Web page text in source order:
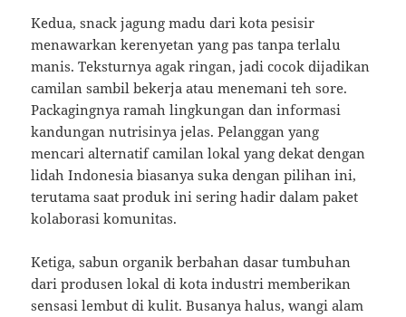
Kedua, snack jagung madu dari kota pesisir
menawarkan kerenyetan yang pas tanpa terlalu
manis. Teksturnya agak ringan, jadi cocok dijadikan
camilan sambil bekerja atau menemani teh sore.
Packagingnya ramah lingkungan dan informasi
kandungan nutrisinya jelas. Pelanggan yang
mencari alternatif camilan lokal yang dekat dengan
lidah Indonesia biasanya suka dengan pilihan ini,
terutama saat produk ini sering hadir dalam paket
kolaborasi komunitas.
Ketiga, sabun organik berbahan dasar tumbuhan
dari produsen lokal di kota industri memberikan
sensasi lembut di kulit. Busanya halus, wangi alam